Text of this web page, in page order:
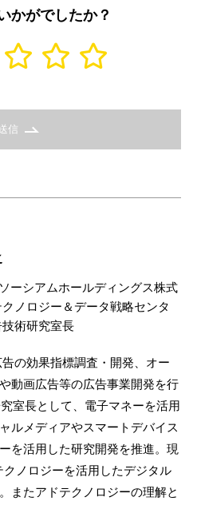
かがでしたか？
信
ーシアムホールディングス株式
ノロジー＆データ戦略センタ
術研究室長
の効果指標調査・開発、オー
動画広告等の広告事業開発を行
室長として、電子マネーを活用
ルメディアやスマートデバイス
を活用した研究開発を推進。現
ノロジーを活用したデジタル
またアドテクノロジーの理解と